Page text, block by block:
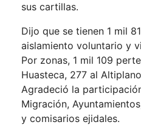
sus cartillas.
Dijo que se tienen 1 mil
aislamiento voluntario y
Por zonas, 1 mil 109
Huasteca, 277 al
Agradeció la
Migración,
y comisarios ejidales.